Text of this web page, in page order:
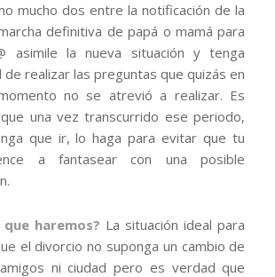
mucho dos entre la notificación de la
definitiva de papá o mamá para
asimile la nueva situación y tenga
realizar las preguntas que quizás en
no se atrevió a realizar. Es
una vez transcurrido ese periodo,
que ir, lo haga para evitar que tu
a fantasear con una posible
haremos? La situación ideal para
el divorcio no suponga un cambio de
ni ciudad pero es verdad que